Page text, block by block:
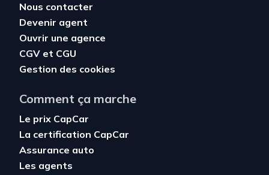
Nous contacter
Devenir agent
Ouvrir une agence
CGV et CGU
Gestion des cookies
Comment ça marche
Le prix CapCar
La certification CapCar
Assurance auto
Les agents